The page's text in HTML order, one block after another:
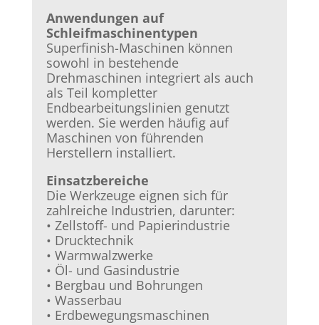
Anwendungen auf
Schleifmaschinentypen
Superfinish-Maschinen können
sowohl in bestehende
Drehmaschinen integriert als auch
als Teil kompletter
Endbearbeitungslinien genutzt
werden. Sie werden häufig auf
Maschinen von führenden
Herstellern installiert.
Einsatzbereiche
Die Werkzeuge eignen sich für
zahlreiche Industrien, darunter:
• Zellstoff- und Papierindustrie
• Drucktechnik
• Warmwalzwerke
• Öl- und Gasindustrie
• Bergbau und Bohrungen
• Wasserbau
• Erdbewegungsmaschinen